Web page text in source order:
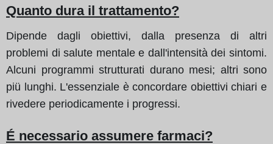
Quanto dura il trattamento?
Dipende dagli obiettivi, dalla presenza di altri
problemi di salute mentale e dall'intensità dei sintomi.
Alcuni programmi strutturati durano mesi; altri sono
piü lunghi. L'essenziale è concordare obiettivi chiari e
rivedere periodicamente i progressi.
É necessario assumere farmaci?